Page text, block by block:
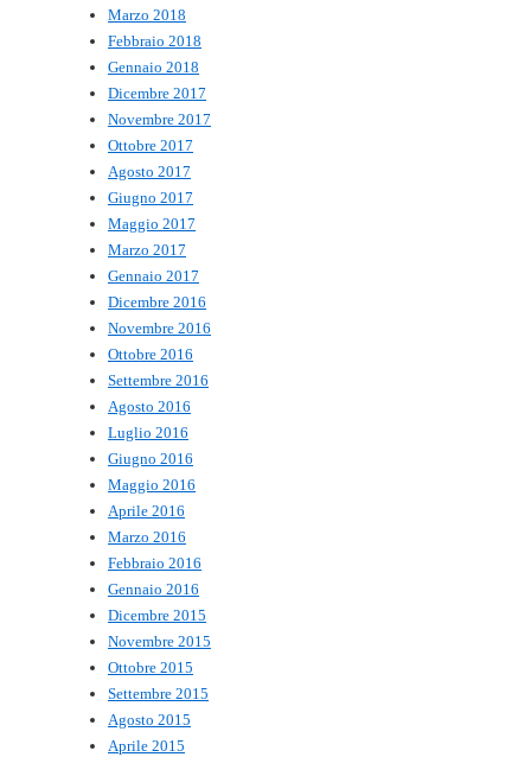
Marzo 2018
Febbraio 2018
Gennaio 2018
Dicembre 2017
Novembre 2017
Ottobre 2017
Agosto 2017
Giugno 2017
Maggio 2017
Marzo 2017
Gennaio 2017
Dicembre 2016
Novembre 2016
Ottobre 2016
Settembre 2016
Agosto 2016
Luglio 2016
Giugno 2016
Maggio 2016
Aprile 2016
Marzo 2016
Febbraio 2016
Gennaio 2016
Dicembre 2015
Novembre 2015
Ottobre 2015
Settembre 2015
Agosto 2015
Aprile 2015